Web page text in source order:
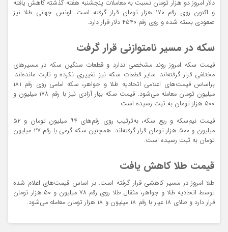
دلار امروز دو هزار تومان نسبت به معاملات پنجشنبه هفته گذشته کاهش یافته
و اکنون روی رقم ۱۷۰ هزار تومان قرار گرفته است. اونس جهانی طلا نیز
صعودی بسته شده و روی رقم ۴۵۴۰ دلار قرار دارد.
سکه در مسیر نامتوازنی قرار گرفت
قیمت سکه امروز روند مشخصی ندارد و قطعات سنگین سکه در مسیرهای
مختلفی قرار گرفته‌اند. سایر قطعات سکه نیز تغییری نکرده و ثابت مانده‌اند.
براساس قیمت‌های اعلامی اتحادیه طلا و جواهر، سکه امامی روی رقم ۱۸۱
میلیون تومان معامله می‌شود. قیمت سکه بهار آزادی نیز با رقم ۱۷۸ میلیون و
۵۰۰ هزار تومان به ثبت رسیده است.
قیمت نیم‌سکه و ربع سکه، به‌ترتیب روی رقم‌های ۹۴ میلیون تومان و ۵۲
میلیون و ۵۰۰ هزار تومان قرار گرفته‌اند. همچنین سکه گرمی با رقم ۲۷ میلیون
تومان به ثبت رسیده است.
قیمت طلا کاهش یافت
طلا امروز در مسیر کاهشی قرار گرفته است. بر اساس قیمت‌های اعلام شده
توسط اتحادیه طلا و جواهر، مثقال طلا روی رقم ۷۸ میلیون و ۵۰ هزار تومان
قرار دارد و طلای ۱۸ عیار با رقم ۱۸ میلیون و ۱۸ هزار تومان معامله می‌شود.